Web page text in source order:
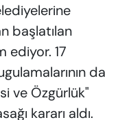
başlatılan
ediyor. 17
da
ve Özgürlük"
kararı aldı.